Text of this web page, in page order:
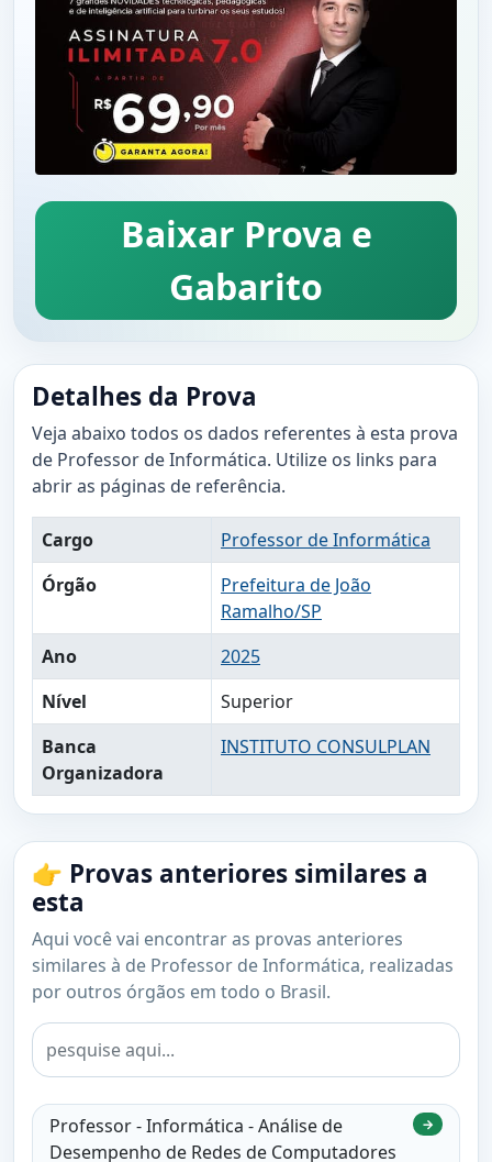
Baixar Prova e
Gabarito
Detalhes da Prova
Veja abaixo todos os dados referentes à esta prova
de Professor de Informática. Utilize os links para
abrir as páginas de referência.
Cargo
Professor de Informática
Órgão
Prefeitura de João
Ramalho/SP
Ano
2025
Nível
Superior
Banca
Organizadora
INSTITUTO CONSULPLAN
👉 Provas anteriores similares a
esta
Aqui você vai encontrar as provas anteriores
similares à de Professor de Informática, realizadas
por outros órgãos em todo o Brasil.
Professor - Informática - Análise de
Desempenho de Redes de Computadores
→